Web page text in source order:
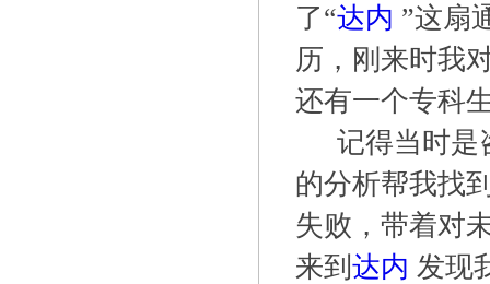
了“达内 ”这扇
历，刚来时我
还有一个专科
记得当时是
的分析帮我找
失败，带着对
来到 达内 发现